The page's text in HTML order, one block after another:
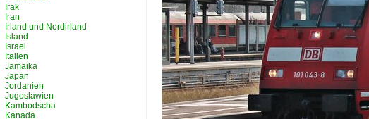
Irak
Iran
Irland und Nordirland
Island
Israel
Italien
Jamaika
Japan
Jordanien
Jugoslawien
Kambodscha
Kanada